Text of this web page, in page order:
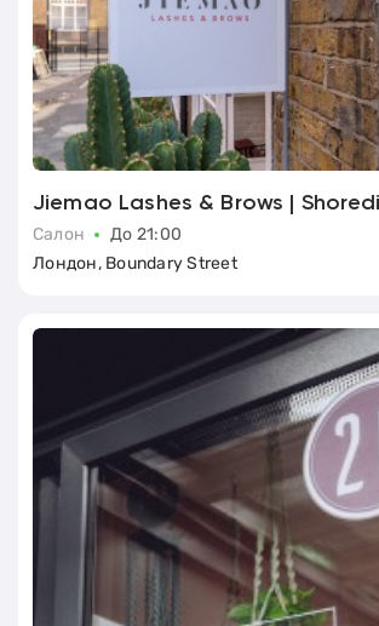
Салон
До 21:00
Лондон, Boundary Street